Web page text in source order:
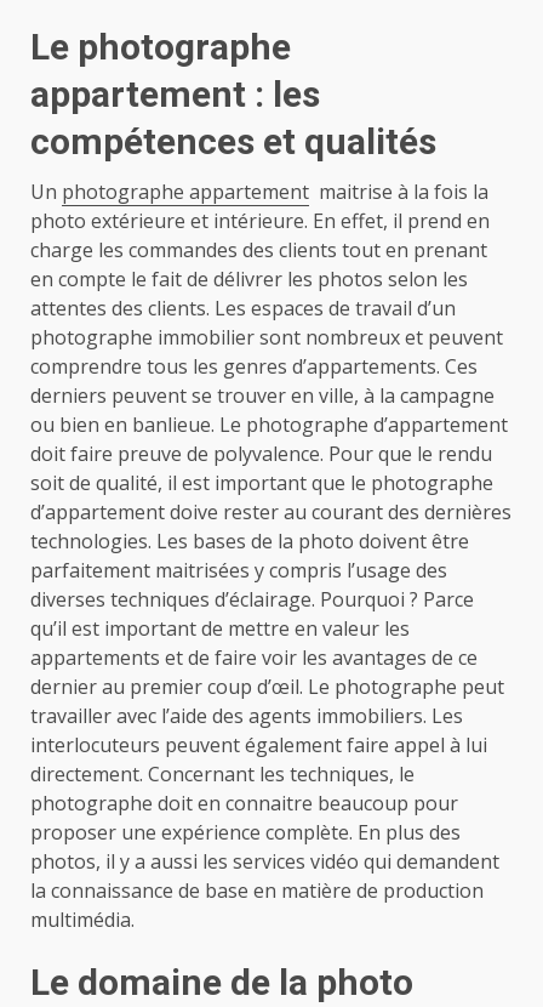
Le photographe
appartement : les
compétences et qualités
Un photographe appartement maitrise à la fois la
photo extérieure et intérieure. En effet, il prend en
charge les commandes des clients tout en prenant
en compte le fait de délivrer les photos selon les
attentes des clients. Les espaces de travail d’un
photographe immobilier sont nombreux et peuvent
comprendre tous les genres d’appartements. Ces
derniers peuvent se trouver en ville, à la campagne
ou bien en banlieue. Le photographe d’appartement
doit faire preuve de polyvalence. Pour que le rendu
soit de qualité, il est important que le photographe
d’appartement doive rester au courant des dernières
technologies. Les bases de la photo doivent être
parfaitement maitrisées y compris l’usage des
diverses techniques d’éclairage. Pourquoi ? Parce
qu’il est important de mettre en valeur les
appartements et de faire voir les avantages de ce
dernier au premier coup d’œil. Le photographe peut
travailler avec l’aide des agents immobiliers. Les
interlocuteurs peuvent également faire appel à lui
directement. Concernant les techniques, le
photographe doit en connaitre beaucoup pour
proposer une expérience complète. En plus des
photos, il y a aussi les services vidéo qui demandent
la connaissance de base en matière de production
multimédia.
Le domaine de la photo